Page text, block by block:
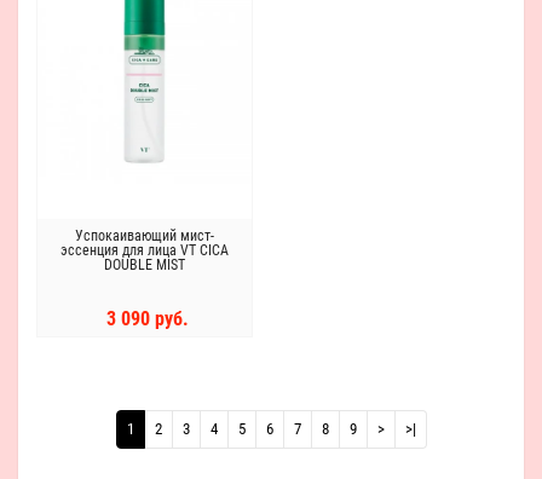
Успокаивающий мист-
эссенция для лица VT CICA
DOUBLE MIST
3 090 руб.
1 2 3 4 5 6 7 8 9 > >|